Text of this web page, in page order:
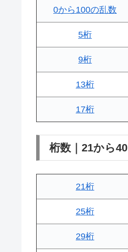
0から100の乱数
5桁
9桁
13桁
17桁
桁数｜21から40
21桁
25桁
29桁